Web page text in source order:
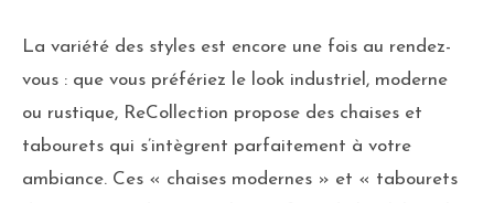
La variété des styles est encore une fois au rendez-
vous : que vous préfériez le look industriel, moderne
ou rustique, ReCollection propose des chaises et
tabourets qui s’intègrent parfaitement à votre
ambiance. Ces « chaises modernes » et « tabourets